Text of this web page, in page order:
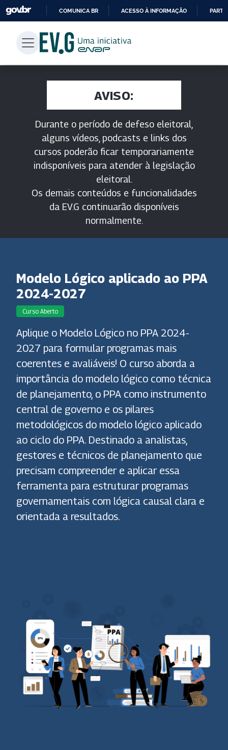
PARA
CONTEÚDO
COMUNICA BR ACESSO À INFORMAÇÃO
AVISO:
Durante o período de defeso eleitoral,
alguns vídeos, podcasts e links dos
cursos poderão ficar temporariamente
indisponíveis para atender à legislação
eleitoral.
Os demais conteúdos e funcionalidades
da EV.G continuarão disponíveis
normalmente.
Modelo Lógico aplicado ao PPA
2024-2027
Curso Aberto
Aplique o Modelo Lógico no PPA 2024-
2027 para formular programas mais
coerentes e avaliáveis! O curso aborda a
importância do modelo lógico como técnica
de planejamento, o PPA como instrumento
central de governo e os pilares
metodológicos do modelo lógico aplicado
ao ciclo do PPA. Destinado a analistas,
gestores e técnicos de planejamento que
precisam compreender e aplicar essa
ferramenta para estruturar programas
governamentais com lógica causal clara e
orientada a resultados.